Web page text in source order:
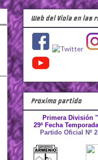
Web del Viola en las
Próximo partido
Primera División
29ª Fecha
Partido Oficial Nº